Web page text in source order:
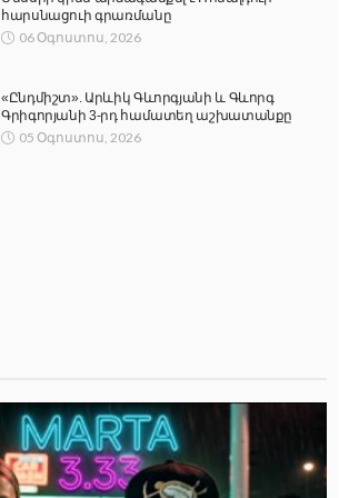
հարսնացուի գրառմանը
06 Օգոստոս, 2026
«Ընդմիշտ». Արևիկ Գևորգյանի և Գևորգ
Գրիգորյանի 3-րդ համատեղ աշխատանքը
05 Օգոստոս, 2026